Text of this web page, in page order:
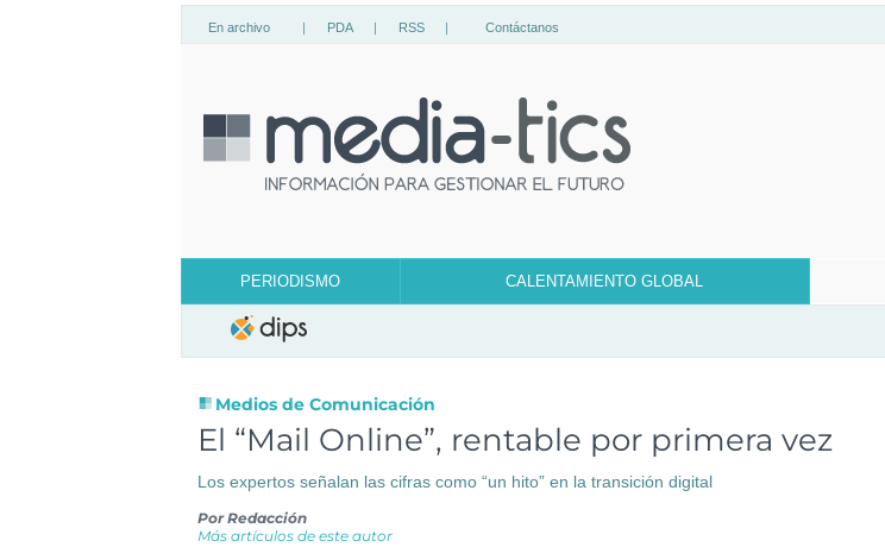
En archivo | PDA | RSS | Contáctanos
PERIODISMO CALENTAMIENTO GLOBAL
Medios de Comunicación
El “Mail Online”, rentable por primera vez
Los expertos señalan las cifras como “un hito” en la transición digital
PorRedacción
Más artículos de este autor